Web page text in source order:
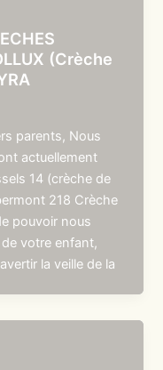
(Crèche
parents, Nous
actuellement
14 (crèche de
218 Crèche
pouvoir nous
de votre enfant,
la veille de la